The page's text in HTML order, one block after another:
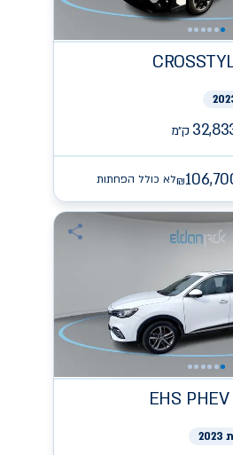
ק״מ
₪לא כולל הפחתות
EHS